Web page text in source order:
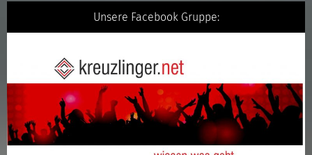
Unsere Facebook Gruppe: